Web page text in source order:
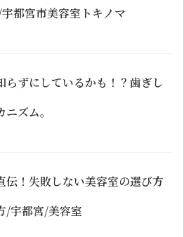
都宮市美容室トキノマ
らずにしているかも！？歯ぎし
ニズム。
伝！失敗しない美容室の選び方
/宇都宮/美容室